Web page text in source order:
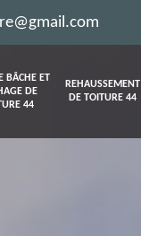
BÂCHE ET
DE
44
REHAUSSEMENT
DE TOITURE 44